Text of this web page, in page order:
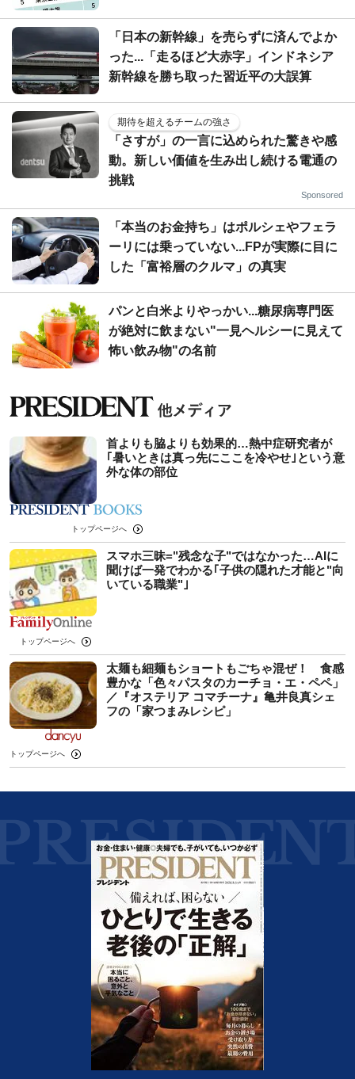
「日本の新幹線」を売らずに済んでよか
った...「走るほど大赤字」インドネシア
新幹線を勝ち取った習近平の大誤算
期待を超えるチームの強さ
「さすが」の一言に込められた驚きや感
動。新しい価値を生み出し続ける電通の
挑戦
Sponsored
「本当のお金持ち」はポルシェやフェラ
ーリには乗っていない...FPが実際に目に
した「富裕層のクルマ」の真実
パンと白米よりやっかい...糖尿病専門医
が絶対に飲まない"一見ヘルシーに見えて
怖い飲み物"の名前
首よりも脇よりも効果的…熱中症研究者が
｢暑いときは真っ先にここを冷やせ｣という意
外な体の部位
トップページへ
スマホ三昧="残念な子"ではなかった…AIに
聞けば一発でわかる｢子供の隠れた才能と"向
いている職業"｣
トップページへ
太麺も細麺もショートもごちゃ混ぜ！ 食感
豊かな「色々パスタのカーチョ・エ・ペペ」
／『オステリア コマチーナ』亀井良真シェ
フの「家つまみレシピ」
トップページへ